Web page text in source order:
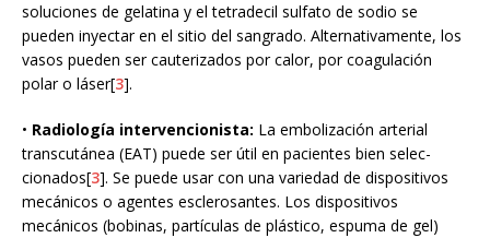
soluciones de gelatina y el tetradecil sulfato de sodio se
pueden inyectar en el sitio del sangrado. Alternativamente, los
vasos pueden ser cauterizados por calor, por coagulación
polar o láser[3].
• Radiología intervencionista: La embolización arterial
transcutánea (EAT) puede ser útil en pacientes bien selec-
cionados[3]. Se puede usar con una variedad de dispositivos
mecánicos o agentes esclerosantes. Los dispositivos
mecánicos (bobinas, partículas de plástico, espuma de gel)